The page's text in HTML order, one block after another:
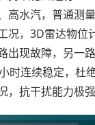
水汽，普通测量
况，3D雷达物位
出现故障，另一
时连续稳定，杜
抗干扰能力极